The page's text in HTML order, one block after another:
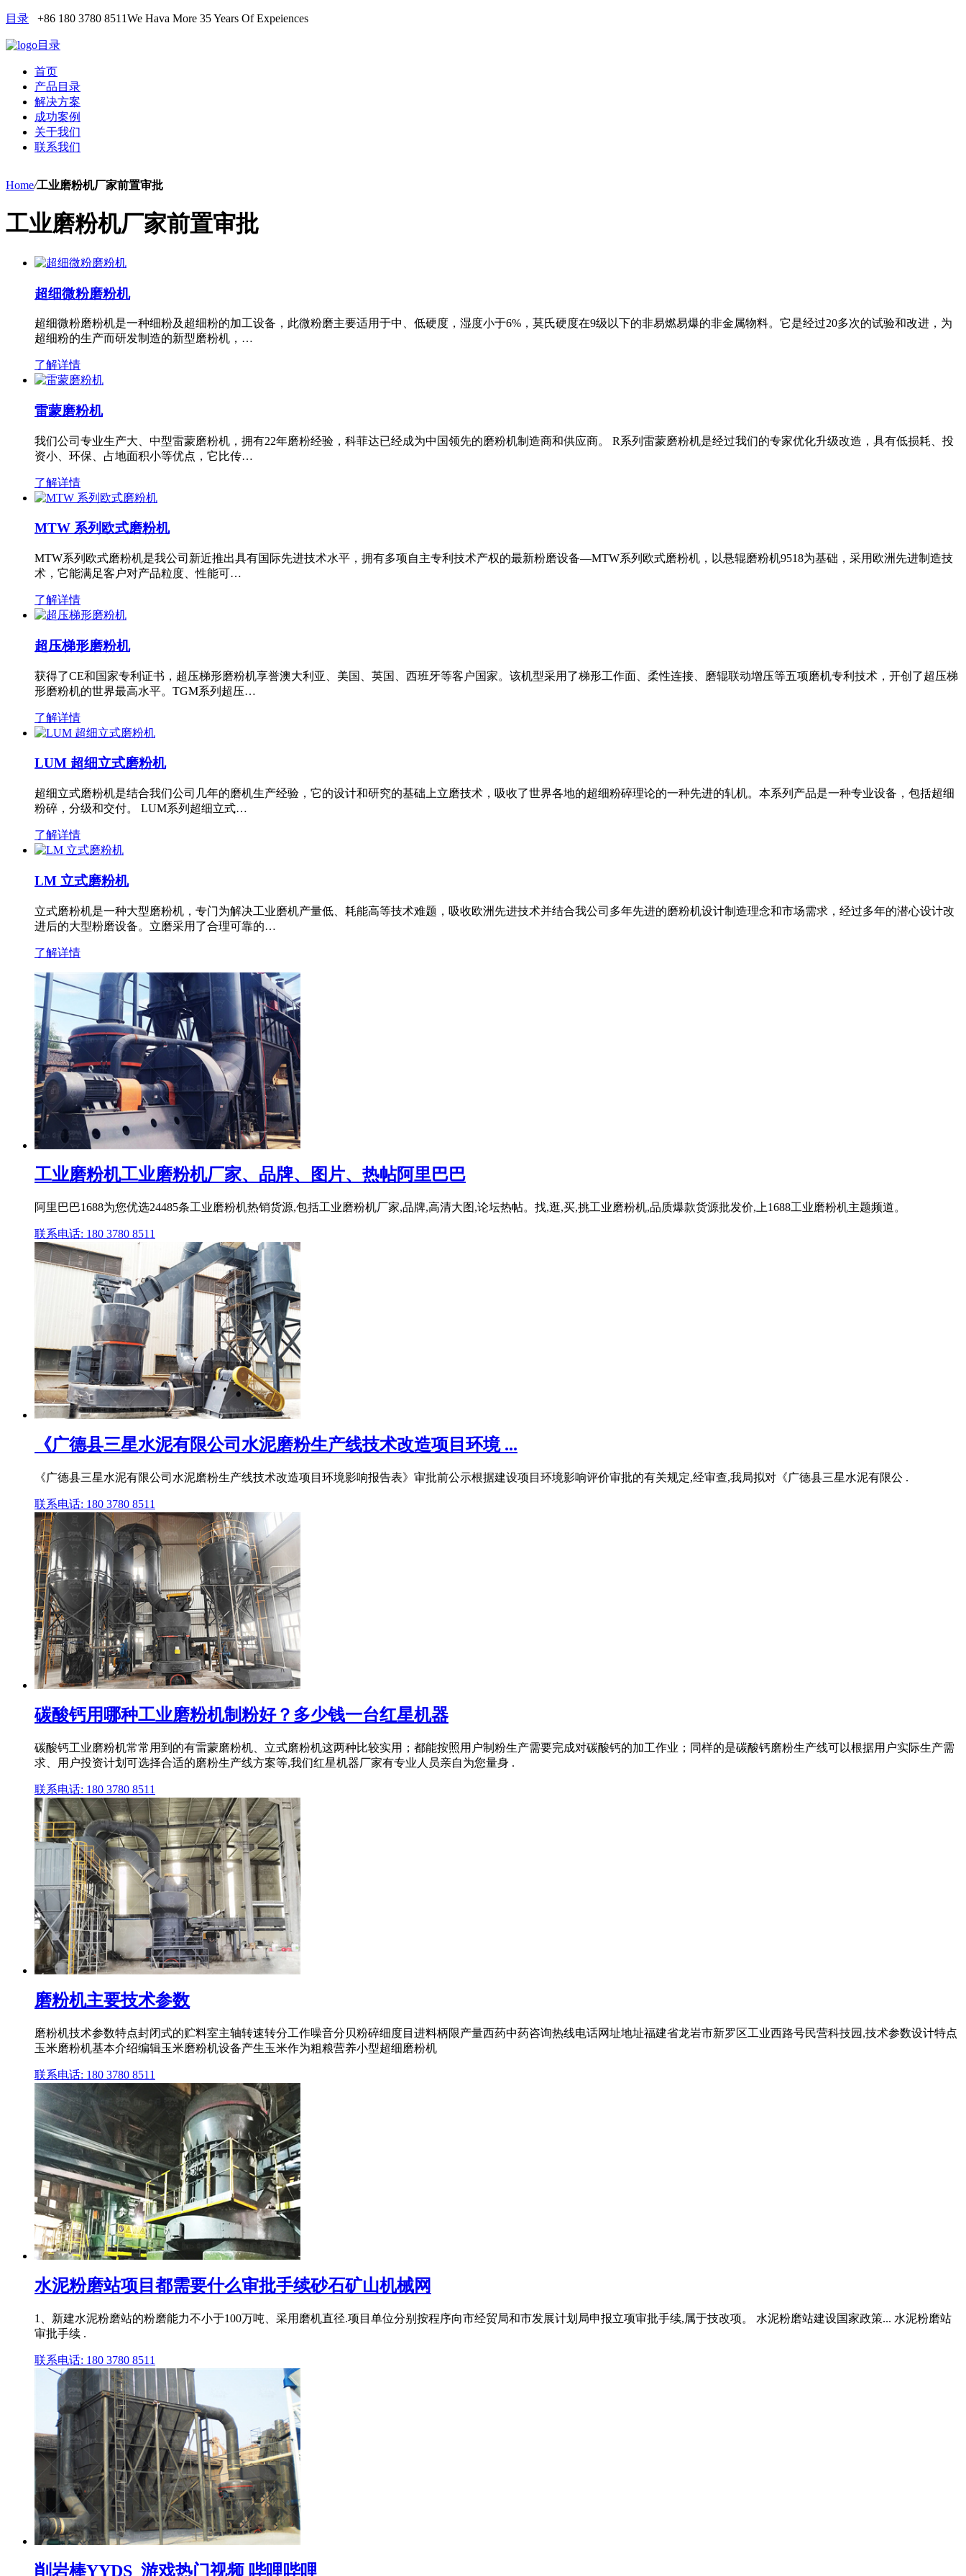
目录 +86 180 3780 8511We Hava More 35 Years Of Expeiences
目录
首页
产品目录
解决方案
成功案例
关于我们
联系我们
Home/工业磨粉机厂家前置审批
工业磨粉机厂家前置审批
超细微粉磨粉机
超细微粉磨粉机是一种细粉及超细粉的加工设备，此微粉磨主要适用于中、低硬度，湿度小于6%，莫氏硬度在9级以下的非易燃易爆的非金属物料。它是经过20多次的试验和改进，为
超细粉的生产而研发制造的新型磨粉机，…
了解详情
雷蒙磨粉机
我们公司专业生产大、中型雷蒙磨粉机，拥有22年磨粉经验，科菲达已经成为中国领先的磨粉机制造商和供应商。 R系列雷蒙磨粉机是经过我们的专家优化升级改造，具有低损耗、投
资小、环保、占地面积小等优点，它比传…
了解详情
MTW 系列欧式磨粉机
MTW系列欧式磨粉机是我公司新近推出具有国际先进技术水平，拥有多项自主专利技术产权的最新粉磨设备—MTW系列欧式磨粉机，以悬辊磨粉机9518为基础，采用欧洲先进制造技
术，它能满足客户对产品粒度、性能可…
了解详情
超压梯形磨粉机
获得了CE和国家专利证书，超压梯形磨粉机享誉澳大利亚、美国、英国、西班牙等客户国家。该机型采用了梯形工作面、柔性连接、磨辊联动增压等五项磨机专利技术，开创了超压梯
形磨粉机的世界最高水平。TGM系列超压…
了解详情
LUM 超细立式磨粉机
超细立式磨粉机是结合我们公司几年的磨机生产经验，它的设计和研究的基础上立磨技术，吸收了世界各地的超细粉碎理论的一种先进的轧机。本系列产品是一种专业设备，包括超细
粉碎，分级和交付。 LUM系列超细立式…
了解详情
LM 立式磨粉机
立式磨粉机是一种大型磨粉机，专门为解决工业磨机产量低、耗能高等技术难题，吸收欧洲先进技术并结合我公司多年先进的磨粉机设计制造理念和市场需求，经过多年的潜心设计改
进后的大型粉磨设备。立磨采用了合理可靠的…
了解详情
工业磨粉机工业磨粉机厂家、品牌、图片、热帖阿里巴巴
阿里巴巴1688为您优选24485条工业磨粉机热销货源,包括工业磨粉机厂家,品牌,高清大图,论坛热帖。找,逛,买,挑工业磨粉机,品质爆款货源批发价,上1688工业磨粉机主题频道。
联系电话: 180 3780 8511
《广德县三星水泥有限公司水泥磨粉生产线技术改造项目环境 ...
《广德县三星水泥有限公司水泥磨粉生产线技术改造项目环境影响报告表》审批前公示根据建设项目环境影响评价审批的有关规定,经审查,我局拟对《广德县三星水泥有限公 .
联系电话: 180 3780 8511
碳酸钙用哪种工业磨粉机制粉好？多少钱一台红星机器
碳酸钙工业磨粉机常常用到的有雷蒙磨粉机、立式磨粉机这两种比较实用；都能按照用户制粉生产需要完成对碳酸钙的加工作业；同样的是碳酸钙磨粉生产线可以根据用户实际生产需
求、用户投资计划可选择合适的磨粉生产线方案等,我们红星机器厂家有专业人员亲自为您量身 .
联系电话: 180 3780 8511
磨粉机主要技术参数
磨粉机技术参数特点封闭式的贮料室主轴转速转分工作噪音分贝粉碎细度目进料柄限产量西药中药咨询热线电话网址地址福建省龙岩市新罗区工业西路号民营科技园,技术参数设计特点
玉米磨粉机基本介绍编辑玉米磨粉机设备产生玉米作为粗粮营养小型超细磨粉机
联系电话: 180 3780 8511
水泥粉磨站项目都需要什么审批手续砂石矿山机械网
1、新建水泥粉磨站的粉磨能力不小于100万吨、采用磨机直径.项目单位分别按程序向市经贸局和市发展计划局申报立项审批手续,属于技改项。 水泥粉磨站建设国家政策... 水泥粉磨站
审批手续 .
联系电话: 180 3780 8511
削岩棒YYDS_游戏热门视频 哔哩哔哩